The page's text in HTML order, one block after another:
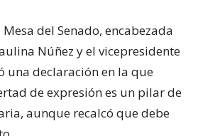
del Senado, encabezada
Núñez y el vicepresidente
una declaración en la que
de expresión es un pilar de
aunque recalcó que debe